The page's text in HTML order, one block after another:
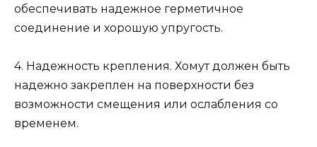
обеспечивать надежное герметичное
соединение и хорошую упругость.
4. Надежность крепления. Хомут должен быть
надежно закреплен на поверхности без
возможности смещения или ослабления со
временем.